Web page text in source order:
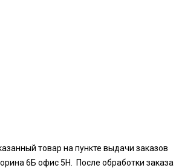
товар на пункте выдачи заказов
6Б офис 5Н. После обработки заказа